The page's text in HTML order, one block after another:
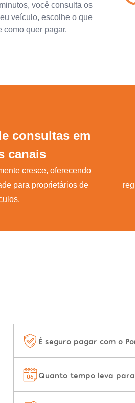
você consulta os
veículo, escolhe o que
como quer pagar.
consultas em
canais
cresce, oferecendo
para proprietários de
É seguro pagar com o
Quanto tempo leva